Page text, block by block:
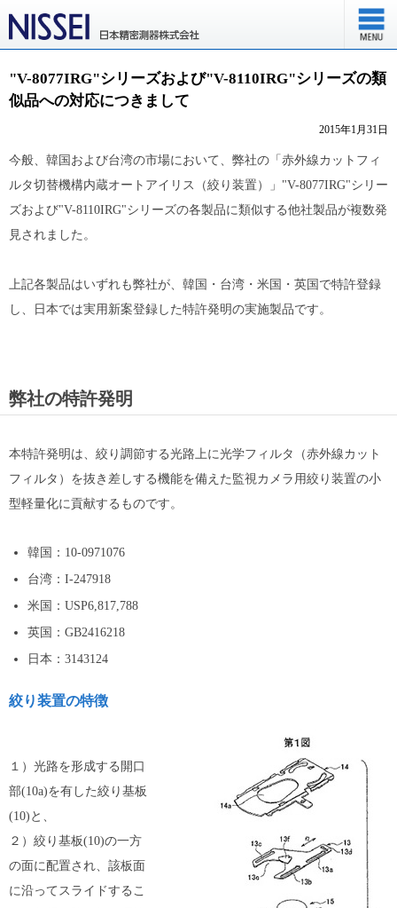
"V-8077IRG"シリーズおよび"V-8110IRG"シリーズの類
似品への対応につきまして
2015年1月31日
今般、韓国および台湾の市場において、弊社の「赤外線カットフィ
ルタ切替機構内蔵オートアイリス（絞り装置）」"V-8077IRG"シリー
ズおよび"V-8110IRG"シリーズの各製品に類似する他社製品が複数発
見されました。
上記各製品はいずれも弊社が、韓国・台湾・米国・英国で特許登録
し、日本では実用新案登録した特許発明の実施製品です。
弊社の特許発明
本特許発明は、絞り調節する光路上に光学フィルタ（赤外線カット
フィルタ）を抜き差しする機能を備えた監視カメラ用絞り装置の小
型軽量化に貢献するものです。
韓国：10-0971076
台湾：I-247918
米国：USP6,817,788
英国：GB2416218
日本：3143124
絞り装置の特徴
１）光路を形成する開口
部(10a)を有した絞り基板
(10)と、
２）絞り基板(10)の一方
の面に配置され、該板面
に沿ってスライドするこ